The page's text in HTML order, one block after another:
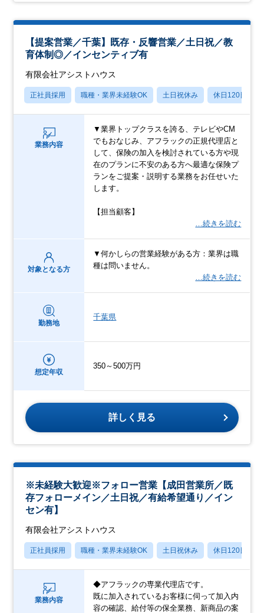
【提案営業／千葉】既存・反響営業／土日祝／教
育体制◎／インセンティブ有
有限会社アシストハウス
正社員採用 職種・業界未経験OK 土日祝休み 休日120日以上
業務内容
▼業界トップクラスを誇る、テレビやCM
でもおなじみ、アフラックの正規代理店と
して、保険の加入を検討されている方や現
在のプランに不安のある方へ最適な保険プ
ランをご提案・説明する業務をお任せいた
します。
【担当顧客】
…続きを読む
対象となる方
▼何かしらの営業経験がある方：業界は職
種は問いません。
…続きを読む
勤務地
千葉県
想定年収
350～500万円
詳しく見る
※未経験大歓迎※フォロー営業【成田営業所／既
存フォローメイン／土日祝／有給希望通り／イン
セン有】
有限会社アシストハウス
正社員採用 職種・業界未経験OK 土日祝休み 休日120日以上
業務内容
◆アフラックの専業代理店です。
既に加入されているお客様に伺って加入内
容の確認、給付等の保全業務、新商品の案